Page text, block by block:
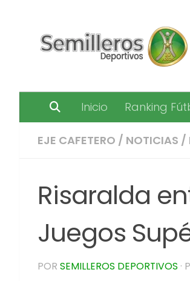
Inicio Ranking
EJE CAFETERO / NOTICIAS /
Risaralda
Juegos
POR SEMILLEROS DEPORTIVOS ·